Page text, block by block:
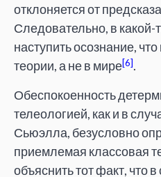
отклоняется от
Следовательно, в
наступить осознание,
теории, а не в мире[6].
Обеспокоенность
телеологией, как и в
Сьюэлла, безусловно
приемлемая классовая
объяснить тот факт, что